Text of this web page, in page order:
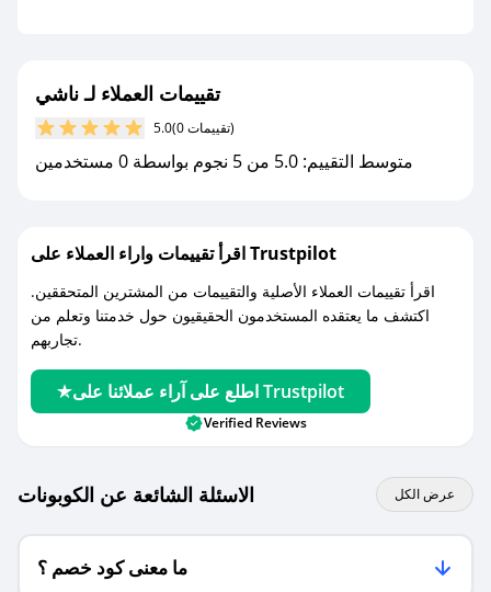
مع صحصح، تسوق بذكاء ووفّر على كل مشترياتك مع
تقييمات العملاء لـ ناشي
5.0 (0 تقييمات)
متوسط التقييم: 5.0 من 5 نجوم بواسطة 0 مستخدمين
اقرأ تقييمات واراء العملاء على Trustpilot
اقرأ تقييمات العملاء الأصلية والتقييمات من المشترين المتحققين.
اكتشف ما يعتقده المستخدمون الحقيقيون حول خدمتنا وتعلم من
تجاربهم.
اطلع على آراء عملائنا على Trustpilot
Verified Reviews
الاسئلة الشائعة عن الكوبونات عرض الكل
ما معنى كود خصم ؟